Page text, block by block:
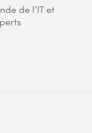
de l’IT et